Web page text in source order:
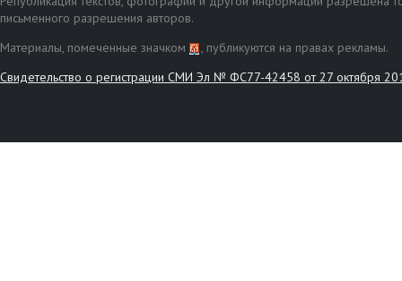
письменного разрешения авторов.
Материалы, помеченные значком
, публикуются на правах рекламы.
Свидетельство о регистрации СМИ Эл № ФС77-42458 от 27 октября